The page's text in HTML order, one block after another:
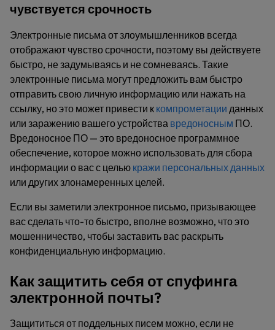
чувствуется срочность
Электронные письма от злоумышленников всегда
отображают чувство срочности, поэтому вы действуете
быстро, не задумываясь и не сомневаясь. Такие
электронные письма могут предложить вам быстро
отправить свою личную информацию или нажать на
ссылку, но это может привести к компрометации данных
или заражению вашего устройства вредоносным ПО.
Вредоносное ПО — это вредоносное программное
обеспечение, которое можно использовать для сбора
информации о вас с целью кражи персональных данных
или других злонамеренных целей.
Если вы заметили электронное письмо, призывающее
вас сделать что-то быстро, вполне возможно, что это
мошенничество, чтобы заставить вас раскрыть
конфиденциальную информацию.
Как защитить себя от спуфинга
электронной почты?
Защититься от поддельных писем можно, если не